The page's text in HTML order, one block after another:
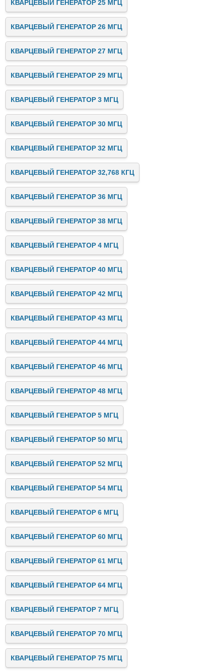
КВАРЦЕВЫЙ ГЕНЕРАТОР 25 МГЦ
КВАРЦЕВЫЙ ГЕНЕРАТОР 26 МГЦ
КВАРЦЕВЫЙ ГЕНЕРАТОР 27 МГЦ
КВАРЦЕВЫЙ ГЕНЕРАТОР 29 МГЦ
КВАРЦЕВЫЙ ГЕНЕРАТОР 3 МГЦ
КВАРЦЕВЫЙ ГЕНЕРАТОР 30 МГЦ
КВАРЦЕВЫЙ ГЕНЕРАТОР 32 МГЦ
КВАРЦЕВЫЙ ГЕНЕРАТОР 32,768 КГЦ
КВАРЦЕВЫЙ ГЕНЕРАТОР 36 МГЦ
КВАРЦЕВЫЙ ГЕНЕРАТОР 38 МГЦ
КВАРЦЕВЫЙ ГЕНЕРАТОР 4 МГЦ
КВАРЦЕВЫЙ ГЕНЕРАТОР 40 МГЦ
КВАРЦЕВЫЙ ГЕНЕРАТОР 42 МГЦ
КВАРЦЕВЫЙ ГЕНЕРАТОР 43 МГЦ
КВАРЦЕВЫЙ ГЕНЕРАТОР 44 МГЦ
КВАРЦЕВЫЙ ГЕНЕРАТОР 46 МГЦ
КВАРЦЕВЫЙ ГЕНЕРАТОР 48 МГЦ
КВАРЦЕВЫЙ ГЕНЕРАТОР 5 МГЦ
КВАРЦЕВЫЙ ГЕНЕРАТОР 50 МГЦ
КВАРЦЕВЫЙ ГЕНЕРАТОР 52 МГЦ
КВАРЦЕВЫЙ ГЕНЕРАТОР 54 МГЦ
КВАРЦЕВЫЙ ГЕНЕРАТОР 6 МГЦ
КВАРЦЕВЫЙ ГЕНЕРАТОР 60 МГЦ
КВАРЦЕВЫЙ ГЕНЕРАТОР 61 МГЦ
КВАРЦЕВЫЙ ГЕНЕРАТОР 64 МГЦ
КВАРЦЕВЫЙ ГЕНЕРАТОР 7 МГЦ
КВАРЦЕВЫЙ ГЕНЕРАТОР 70 МГЦ
КВАРЦЕВЫЙ ГЕНЕРАТОР 75 МГЦ